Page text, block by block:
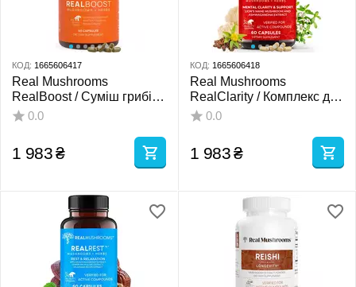
КОД: 1665606417
Real Mushrooms
RealBoost / Суміш грибів
для енергії та
0.0
1 983₴
КОД: 1665606418
Real Mushrooms
RealClarity / Комплекс для
ясності розуму - Їжовик,
0.0
1 983₴